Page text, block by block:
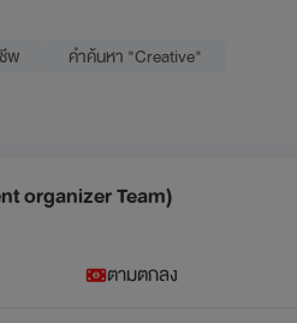
พ คำค้นหา "Creative"
organizer Team)
ตามตกลง